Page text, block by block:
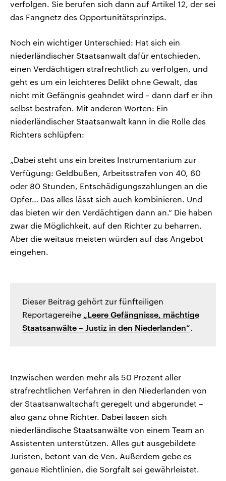
verfolgen. Sie berufen sich dann auf Artikel 12, der sei
das Fangnetz des Opportunitätsprinzips.
Noch ein wichtiger Unterschied: Hat sich ein
niederländischer Staatsanwalt dafür entschieden,
einen Verdächtigen strafrechtlich zu verfolgen, und
geht es um ein leichteres Delikt ohne Gewalt, das
nicht mit Gefängnis geahndet wird – dann darf er ihn
selbst bestrafen. Mit anderen Worten: Ein
niederländischer Staatsanwalt kann in die Rolle des
Richters schlüpfen:
„Dabei steht uns ein breites Instrumentarium zur
Verfügung: Geldbußen, Arbeitsstrafen von 40, 60
oder 80 Stunden, Entschädigungszahlungen an die
Opfer… Das alles lässt sich auch kombinieren. Und
das bieten wir den Verdächtigen dann an.“ Die haben
zwar die Möglichkeit, auf den Richter zu beharren.
Aber die weitaus meisten würden auf das Angebot
eingehen.
Dieser Beitrag gehört zur fünfteiligen
Reportagereihe „Leere Gefängnisse, mächtige
Staatsanwälte – Justiz in den Niederlanden“.
Inzwischen werden mehr als 50 Prozent aller
strafrechtlichen Verfahren in den Niederlanden von
der Staatsanwaltschaft geregelt und abgerundet –
also ganz ohne Richter. Dabei lassen sich
niederländische Staatsanwälte von einem Team an
Assistenten unterstützen. Alles gut ausgebildete
Juristen, betont van de Ven. Außerdem gebe es
genaue Richtlinien, die Sorgfalt sei gewährleistet.